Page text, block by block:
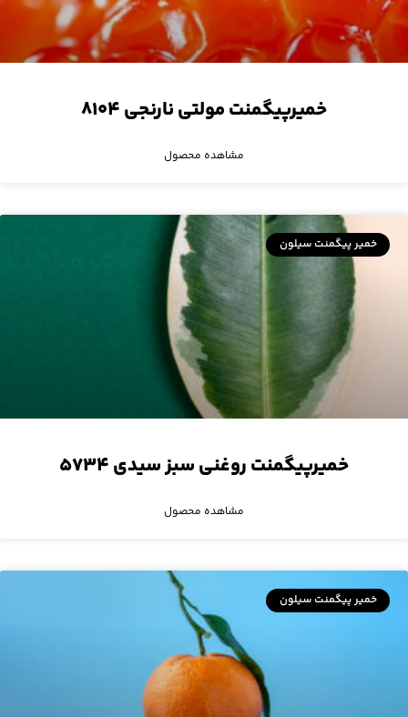
خمیرپیگمنت مولتی نارنجی ۸۱۰۴
مشاهده محصول
خمیر پیگمنت سیلون
خمیرپیگمنت روغنی سبز سیدی ۵۷۳۴
مشاهده محصول
خمیر پیگمنت سیلون